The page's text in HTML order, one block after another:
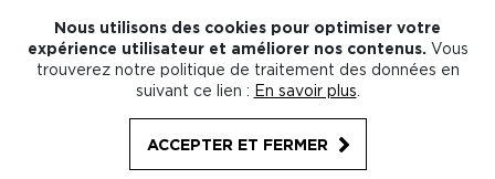
Nous utilisons des cookies pour optimiser votre
expérience utilisateur et améliorer nos contenus. Vous
trouverez notre politique de traitement des données en
suivant ce lien : En savoir plus
ACCEPTER ET FERMER